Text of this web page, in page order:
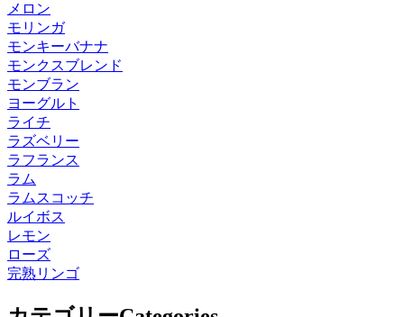
メロン
モリンガ
モンキーバナナ
モンクスブレンド
モンブラン
ヨーグルト
ライチ
ラズベリー
ラフランス
ラム
ラムスコッチ
ルイボス
レモン
ローズ
完熟リンゴ